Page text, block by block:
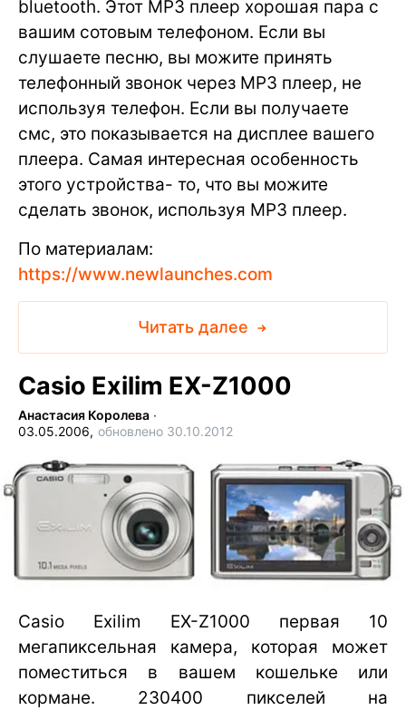
bluetooth. Этот МР3 плеер хорошая пара с
вашим сотовым телефоном. Если вы
слушаете песню, вы можите принять
телефонный звонок через МР3 плеер, не
используя телефон. Если вы получаете
смс, это показывается на дисплее вашего
плеера. Самая интересная особенность
этого устройства- то, что вы можите
сделать звонок, используя МР3 плеер.
По материалам:
https://www.newlaunches.com
Читать далее
Casio Exilim EX-Z1000
Анастасия Королева ∙
03.05.2006, обновлено 30.10.2012
Casio Exilim EX-Z1000 первая 10
мегапиксельная камера, которая может
поместиться в вашем кошельке или
кормане. 230400 пикселей на